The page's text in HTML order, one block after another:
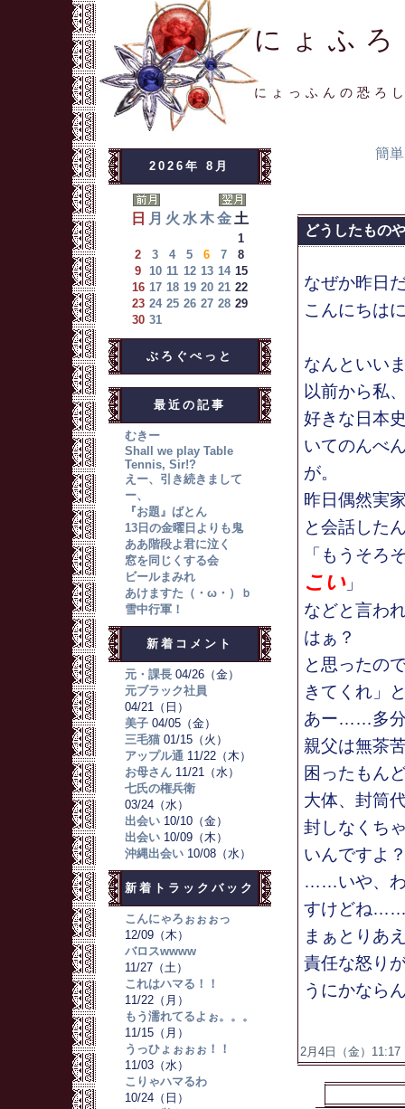
にょふ
にょっふんの恐ろ
2026年 8月
日 月 火 水 木 金 土
1
2
3 4 5 6 7
8
9 10 11 12 13 14 15
16 17 18 19 20 21 22
23 24 25 26 27 28 29
30 31
ぶろぐぺっと
最近の記事
むきー
Shall we play Table
Tennis, Sir!?
えー、引き続きまして
ー、
『お題』ばとん
13日の金曜日よりも鬼
ああ階段よ君に泣く
窓を同じくする会
ビールまみれ
あけますた（・ω・）ｂ
雪中行軍！
新着コメント
元・課長04/26（金）
元ブラック社員
04/21（日）
美子04/05（金）
三毛猫01/15（火）
アップル通11/22（木）
お母さん11/21（水）
七氏の権兵衛
03/24（水）
出会い10/10（金）
出会い10/09（木）
沖縄出会い10/08（水）
新着トラックバック
こんにゃろぉぉぉっ
12/09（木）
バロスwwww
11/27（土）
これはハマる！！
11/22（月）
もう濡れてるよぉ。。。
11/15（月）
うっひょぉぉぉ！！
11/03（水）
こりゃハマるわ
10/24（日）
簡
どうしたもの
なぜか昨日
こんにちは
なんといい
以前から私
好きな日本
いてのんべ
が。
昨日偶然実
と会話した
「もうそろ
こい」
などと言わ
はぁ？
と思ったの
きてくれ」
あー……多分
親父は無茶
困ったもん
大体、封筒
封しなくち
いんですよ
……いや、わ
すけどね
まぁとりあ
責任な怒り
うにかなら
2月4日（金）11:17